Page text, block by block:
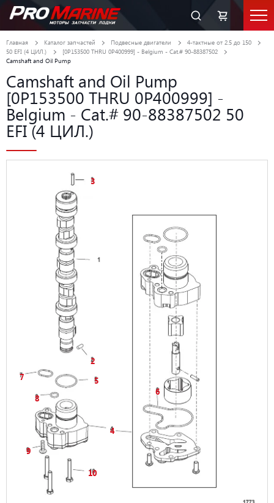
Главная Каталог запчастей Подвесные двигатели
4-тактные от 2.5 до 150
50 EFI (4 ЦИЛ.)
[0P153500 THRU 0P400999] - Belgium - Cat.# 90-88387502
Camshaft and Oil Pump
Camshaft and Oil Pump
[0P153500 THRU 0P400999] -
Belgium - Cat.# 90-88387502 50
EFI (4 ЦИЛ.)
2
3
4
5
6
7
8
9
10